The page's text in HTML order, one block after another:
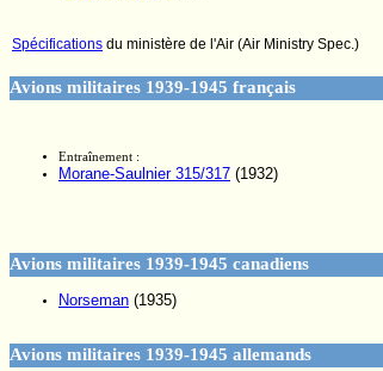
Spécifications du ministère de l'Air (Air Ministry Spec.)
Avions militaires 1939-1945 français
Entraînement :
Morane-Saulnier 315/317 (1932)
Avions militaires 1939-1945 canadiens
Norseman (1935)
Avions militaires 1939-1945 allemands